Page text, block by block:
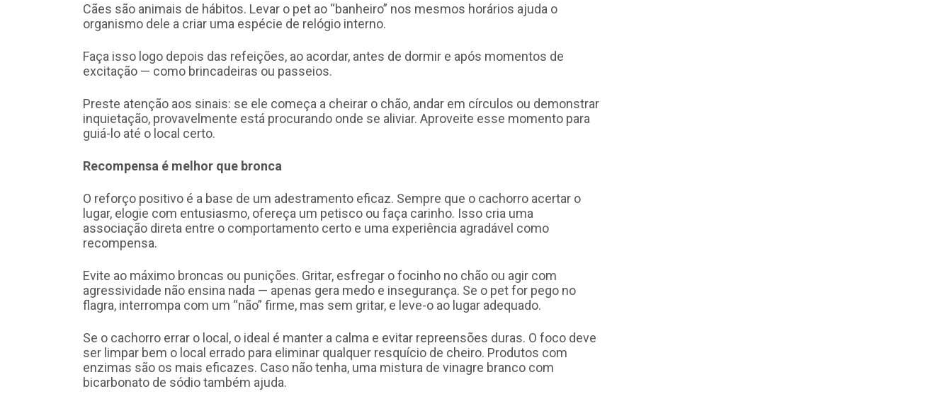
Cães são animais de hábitos. Levar o pet ao “banheiro” nos mesmos horários ajuda o
organismo dele a criar uma espécie de relógio interno.
Faça isso logo depois das refeições, ao acordar, antes de dormir e após momentos de
excitação — como brincadeiras ou passeios.
Preste atenção aos sinais: se ele começa a cheirar o chão, andar em círculos ou demonstrar
inquietação, provavelmente está procurando onde se aliviar. Aproveite esse momento para
guiá-lo até o local certo.
Recompensa é melhor que bronca
O reforço positivo é a base de um adestramento eficaz. Sempre que o cachorro acertar o
lugar, elogie com entusiasmo, ofereça um petisco ou faça carinho. Isso cria uma
associação direta entre o comportamento certo e uma experiência agradável como
recompensa.
Evite ao máximo broncas ou punições. Gritar, esfregar o focinho no chão ou agir com
agressividade não ensina nada — apenas gera medo e insegurança. Se o pet for pego no
flagra, interrompa com um “não” firme, mas sem gritar, e leve-o ao lugar adequado.
Se o cachorro errar o local, o ideal é manter a calma e evitar repreensões duras. O foco deve
ser limpar bem o local errado para eliminar qualquer resquício de cheiro. Produtos com
enzimas são os mais eficazes. Caso não tenha, uma mistura de vinagre branco com
bicarbonato de sódio também ajuda.